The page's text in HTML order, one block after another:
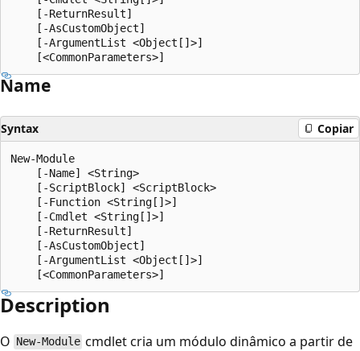
    [-ReturnResult]
    [-AsCustomObject]
    [-ArgumentList <Object[]>]
Name
Syntax Copiar
New-Module
    [-Name] <String>
    [-ScriptBlock] <ScriptBlock>
    [-Function <String[]>]
    [-Cmdlet <String[]>]
    [-ReturnResult]
    [-AsCustomObject]
    [-ArgumentList <Object[]>]
Description
O New-Module cmdlet cria um módulo dinâmico a partir de